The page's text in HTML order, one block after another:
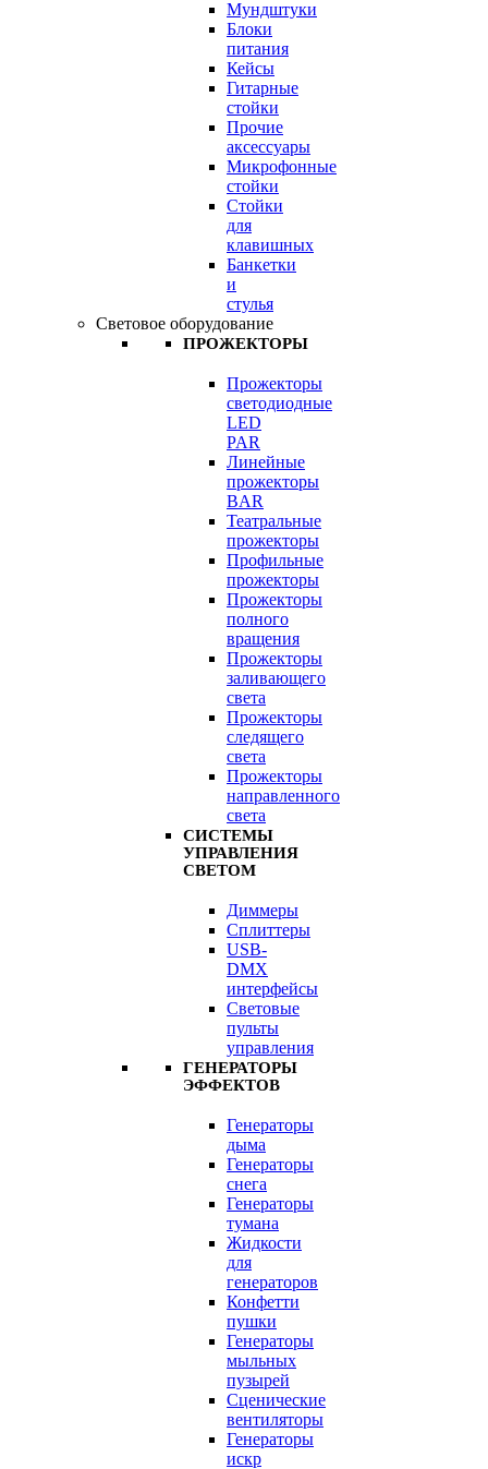
Мундштуки
Блоки
питания
Кейсы
Гитарные
стойки
Прочие
аксессуары
Микрофонные
стойки
Стойки
для
клавишных
Банкетки
и
стулья
Световое оборудование
ПРОЖЕКТОРЫ
Прожекторы
светодиодные
LED
PAR
Линейные
прожекторы
BAR
Театральные
прожекторы
Профильные
прожекторы
Прожекторы
полного
вращения
Прожекторы
заливающего
света
Прожекторы
следящего
света
Прожекторы
направленного
света
СИСТЕМЫ
УПРАВЛЕНИЯ
СВЕТОМ
Диммеры
Сплиттеры
USB-
DMX
интерфейсы
Световые
пульты
управления
ГЕНЕРАТОРЫ
ЭФФЕКТОВ
Генераторы
дыма
Генераторы
снега
Генераторы
тумана
Жидкости
для
генераторов
Конфетти
пушки
Генераторы
мыльных
пузырей
Сценические
вентиляторы
Генераторы
искр